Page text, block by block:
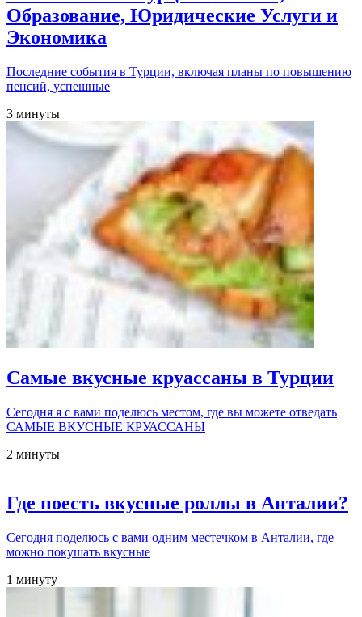
Образование, Юридические Услуги и
Экономика
Последние события в Турции, включая планы по повышению
пенсий, успешные
3 минуты
Самые вкусные круассаны в Турции
Сегодня я с вами поделюсь местом, где вы можете отведать
САМЫЕ ВКУСНЫЕ КРУАССАНЫ
2 минуты
Где поесть вкусные роллы в Анталии?
Сегодня поделюсь с вами одним местечком в Анталии, где
можно покушать вкусные
1 минуту